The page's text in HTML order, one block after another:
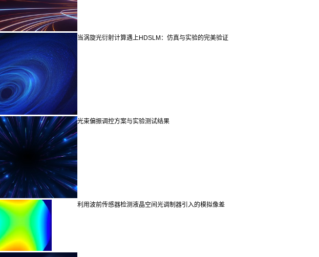
当涡旋光衍射计算遇上HDSLM：仿真与实验的完美验证
光束偏振调控方案与实验测试结果
利用波前传感器检测液晶空间光调制器引入的模拟像差